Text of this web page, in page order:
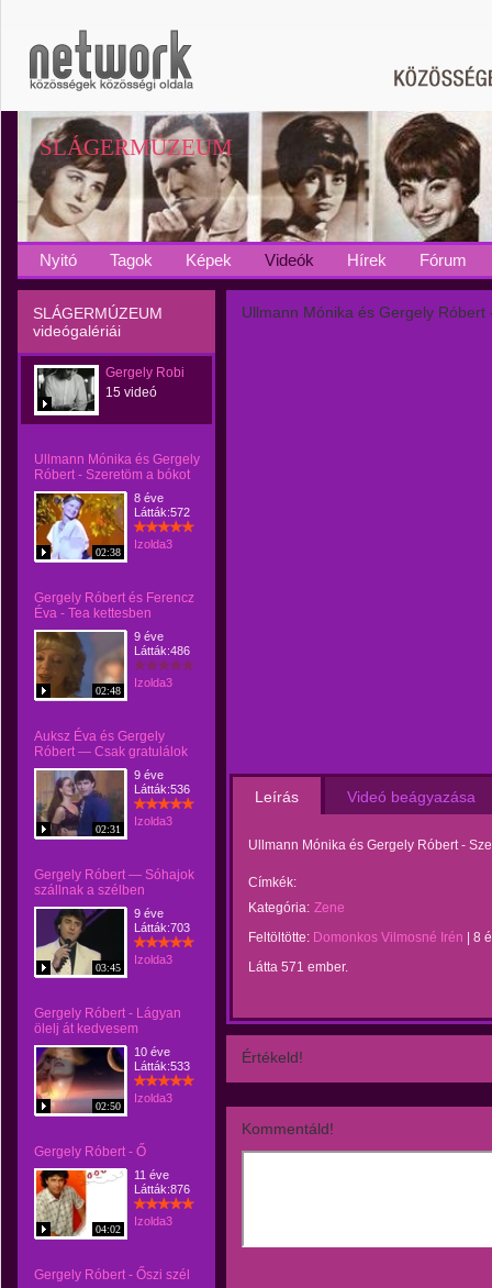
SLÁGERMÚZEUM
Nyitó Tagok Képek Videók Hírek Fórum
SLÁGERMÚZEUM
videógalériái
Gergely Robi
15 videó
Ullmann Mónika és Gergely
Róbert - Szeretöm a bókot
02:38
8 éve
Látták:572
Izolda3
Gergely Róbert és Ferencz
Éva - Tea kettesben
02:48
9 éve
Látták:486
Izolda3
Auksz Éva és Gergely
Róbert — Csak gratulálok
02:31
9 éve
Látták:536
Izolda3
Gergely Róbert — Sóhajok
szállnak a szélben
03:45
9 éve
Látták:703
Izolda3
Gergely Róbert - Lágyan
ölelj át kedvesem
02:50
10 éve
Látták:533
Izolda3
Gergely Róbert - Ő
04:02
11 éve
Látták:876
Izolda3
Gergely Róbert - Őszi szél
Ullmann Mónika és Gergely Róbert
Leírás Videó beágyazása
Ullmann Mónika és Gergely Róbert -
Címkék:
Kategória: Zene
Feltöltötte: Domonkos Vilmosné Irén
8
Látta 571 ember.
Értékeld!
Kommentáld!